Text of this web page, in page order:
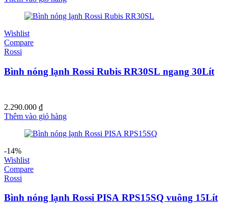
Wishlist
Compare
Rossi
Bình nóng lạnh Rossi Rubis RR30SL ngang 30Lít
2.290.000 ₫
Thêm vào giỏ hàng
-14%
Wishlist
Compare
Rossi
Bình nóng lạnh Rossi PISA RPS15SQ vuông 15Lít